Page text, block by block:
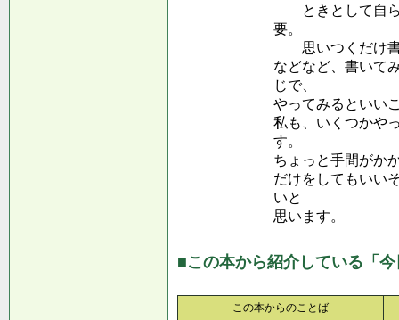
ときとして自ら
要。
思いつくだけ書
などなど、書いて
じで、
やってみるといい
私も、いくつかや
す。
ちょっと手間がか
だけをしてもいい
いと
思います。
■この本から紹介している「
この本からのことば